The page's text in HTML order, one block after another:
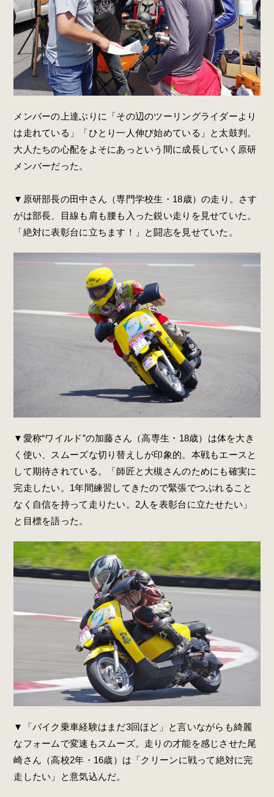
メンバーの上達ぶりに「その辺のツーリングライダーより
は走れている」「ひとり一人伸び始めている」と太鼓判。
大人たちの心配をよそにあっという間に成長していく原研
メンバーだった。
▼原研部長の田中さん（専門学校生・18歳）の走り。さす
がは部長、目線も肩も腰も入った鋭い走りを見せていた。
「絶対に表彰台に立ちます！」と闘志を見せていた。
▼愛称“ワイルド”の加藤さん（高専生・18歳）は体を大き
く使い、スムーズな切り替えしが印象的。本戦もエースと
して期待されている。「師匠と大槻さんのためにも確実に
完走したい。1年間練習してきたので緊張でつぶれること
なく自信を持って走りたい。2人を表彰台に立たせたい」
と目標を語った。
▼「バイク乗車経験はまだ3回ほど」と言いながらも綺麗
なフォームで変速もスムーズ。走りの才能を感じさせた尾
崎さん（高校2年・16歳）は「クリーンに戦って絶対に完
走したい」と意気込んだ。